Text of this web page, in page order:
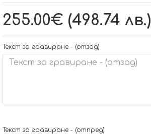
255.00€ (498.74 лв.)
Текст за гравиране - (отзад)
Текст за гравиране - (отпред)